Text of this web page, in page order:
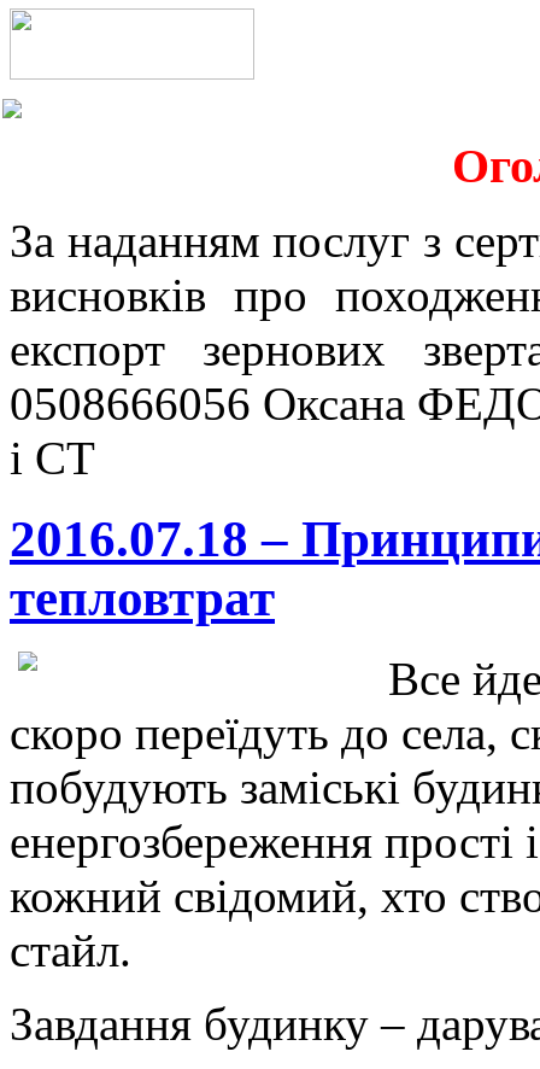
За наданням послуг з
висновків про
експорт зернових
0508666056 Оксана
і СТ
2016.07.18 –
тепловтрат
Все
скоро переїдуть до села,
побудують заміські
енергозбереження прості
кожний свідомий, хто
стайл.
Завдання будинку –